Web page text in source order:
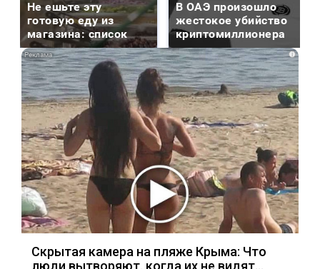
Не ешьте эту
готовую еду из
магазина: список
В ОАЭ произошло
жестокое убийство
криптомиллионера
i
Скрытая камера на пляже Крыма: Что
люди вытворяют, когда их не видят...